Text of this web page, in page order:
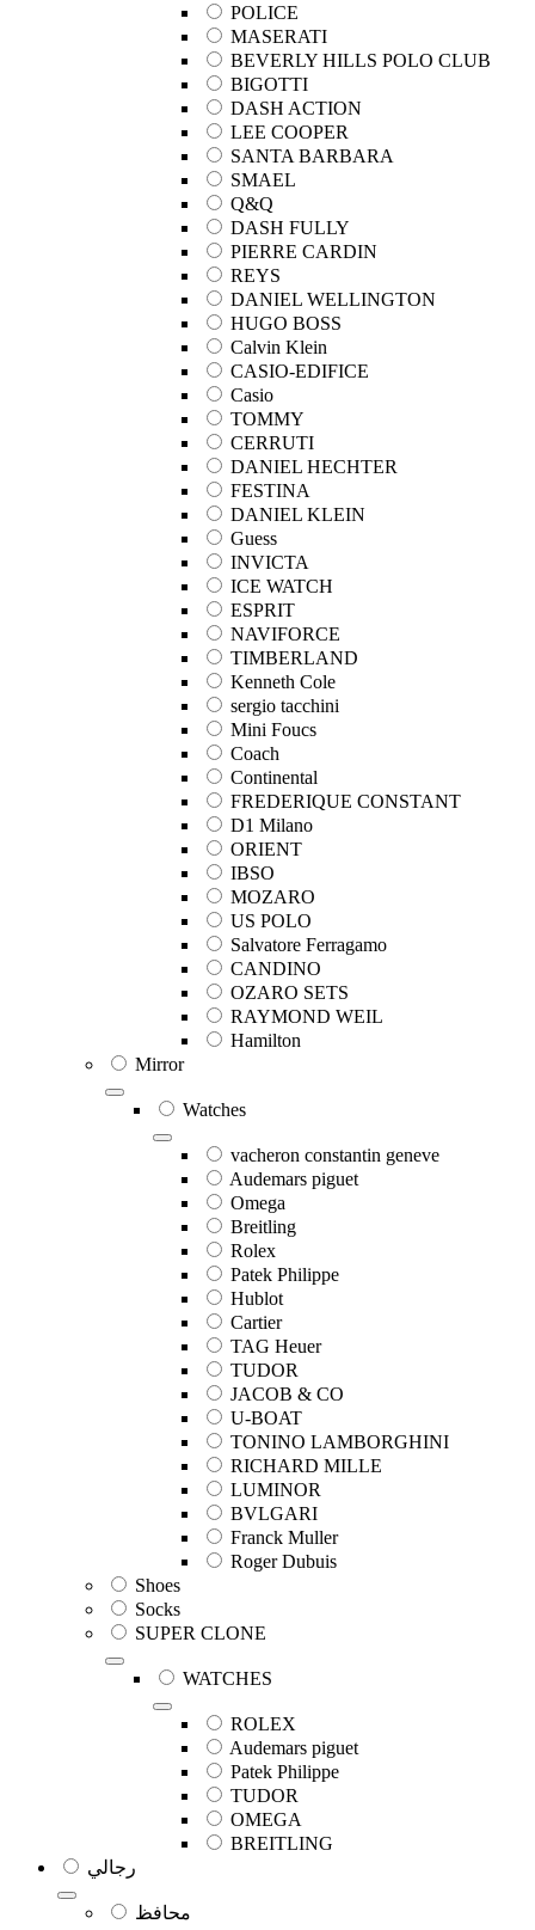
POLICE
MASERATI
BEVERLY HILLS POLO CLUB
BIGOTTI
DASH ACTION
LEE COOPER
SANTA BARBARA
SMAEL
Q&Q
DASH FULLY
PIERRE CARDIN
REYS
DANIEL WELLINGTON
HUGO BOSS
Calvin Klein
CASIO-EDIFICE
Casio
TOMMY
CERRUTI
DANIEL HECHTER
FESTINA
DANIEL KLEIN
Guess
INVICTA
ICE WATCH
ESPRIT
NAVIFORCE
TIMBERLAND
Kenneth Cole
sergio tacchini
Mini Foucs
Coach
Continental
FREDERIQUE CONSTANT
D1 Milano
ORIENT
IBSO
MOZARO
US POLO
Salvatore Ferragamo
CANDINO
OZARO SETS
RAYMOND WEIL
Hamilton
Mirror
Watches
vacheron constantin geneve
Audemars piguet
Omega
Breitling
Rolex
Patek Philippe
Hublot
Cartier
TAG Heuer
TUDOR
JACOB & CO
U-BOAT
TONINO LAMBORGHINI
RICHARD MILLE
LUMINOR
BVLGARI
Franck Muller
Roger Dubuis
Shoes
Socks
SUPER CLONE
WATCHES
ROLEX
Audemars piguet
Patek Philippe
TUDOR
OMEGA
BREITLING
رجالي
محافظ